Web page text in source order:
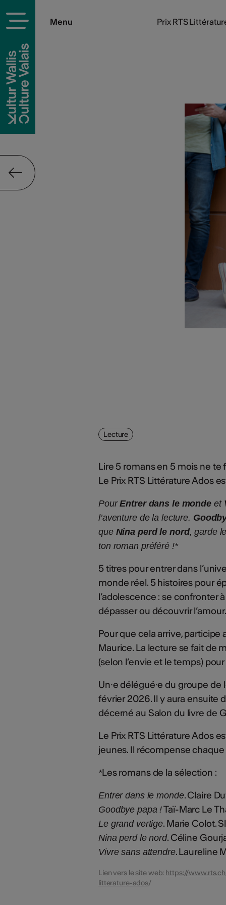
Menu Prix RTS
Lecture
Lire 5 romans en 5 mois ne te
Le Prix RTS Littérature Ados
PourEntrer dans le monde et
l’aventure de la lecture.
que Nina perd le nord, garde
ton roman préféré !*
5 titres pour entrer dans
monde réel. 5 histoires pour
l’adolescence : se confronter
dépasser ou découvrir l’amour.
Pour que cela arrive,
Maurice. La lecture se fait de
(selon l’envie et le temps)
Un⸱e délégué⸱e du groupe
février 2026. Il y aura ensuite
décerné au Salon du livre de
Le Prix RTS Littérature Ados
jeunes. Il récompense
*Les romans de la sélection :
Entrer dans le monde. Claire
Goodbye papa !Taï-Marc Le
Le grand vertige. Marie Colot.
Nina perd le nord. Céline
Vivre sans attendre. Laureline
Lien vers le site web: https://
litterature-ados/